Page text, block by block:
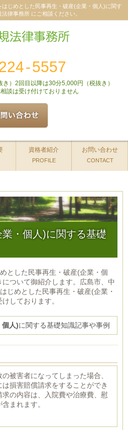
じめとした民事再生・破産(企業・個人)に関す
律事務所 にご相談ください。
-5557
）2回目以降は30分5,000円（税抜き）
談は受け付けておりません
資格者紹介
PROFILE
お問い合わせ
CONTACT
・個人)に関する基礎
とした民事再生・破産(企業・個
ついて御紹介します。広島市、中
じめとした民事再生・破産(企業・
しております。
個人)に関する基礎知識記事や事例
被害者になってしまった場合、
は損害賠償請求をすることができ
求の内容は、入院費や治療費、慰
まれます。